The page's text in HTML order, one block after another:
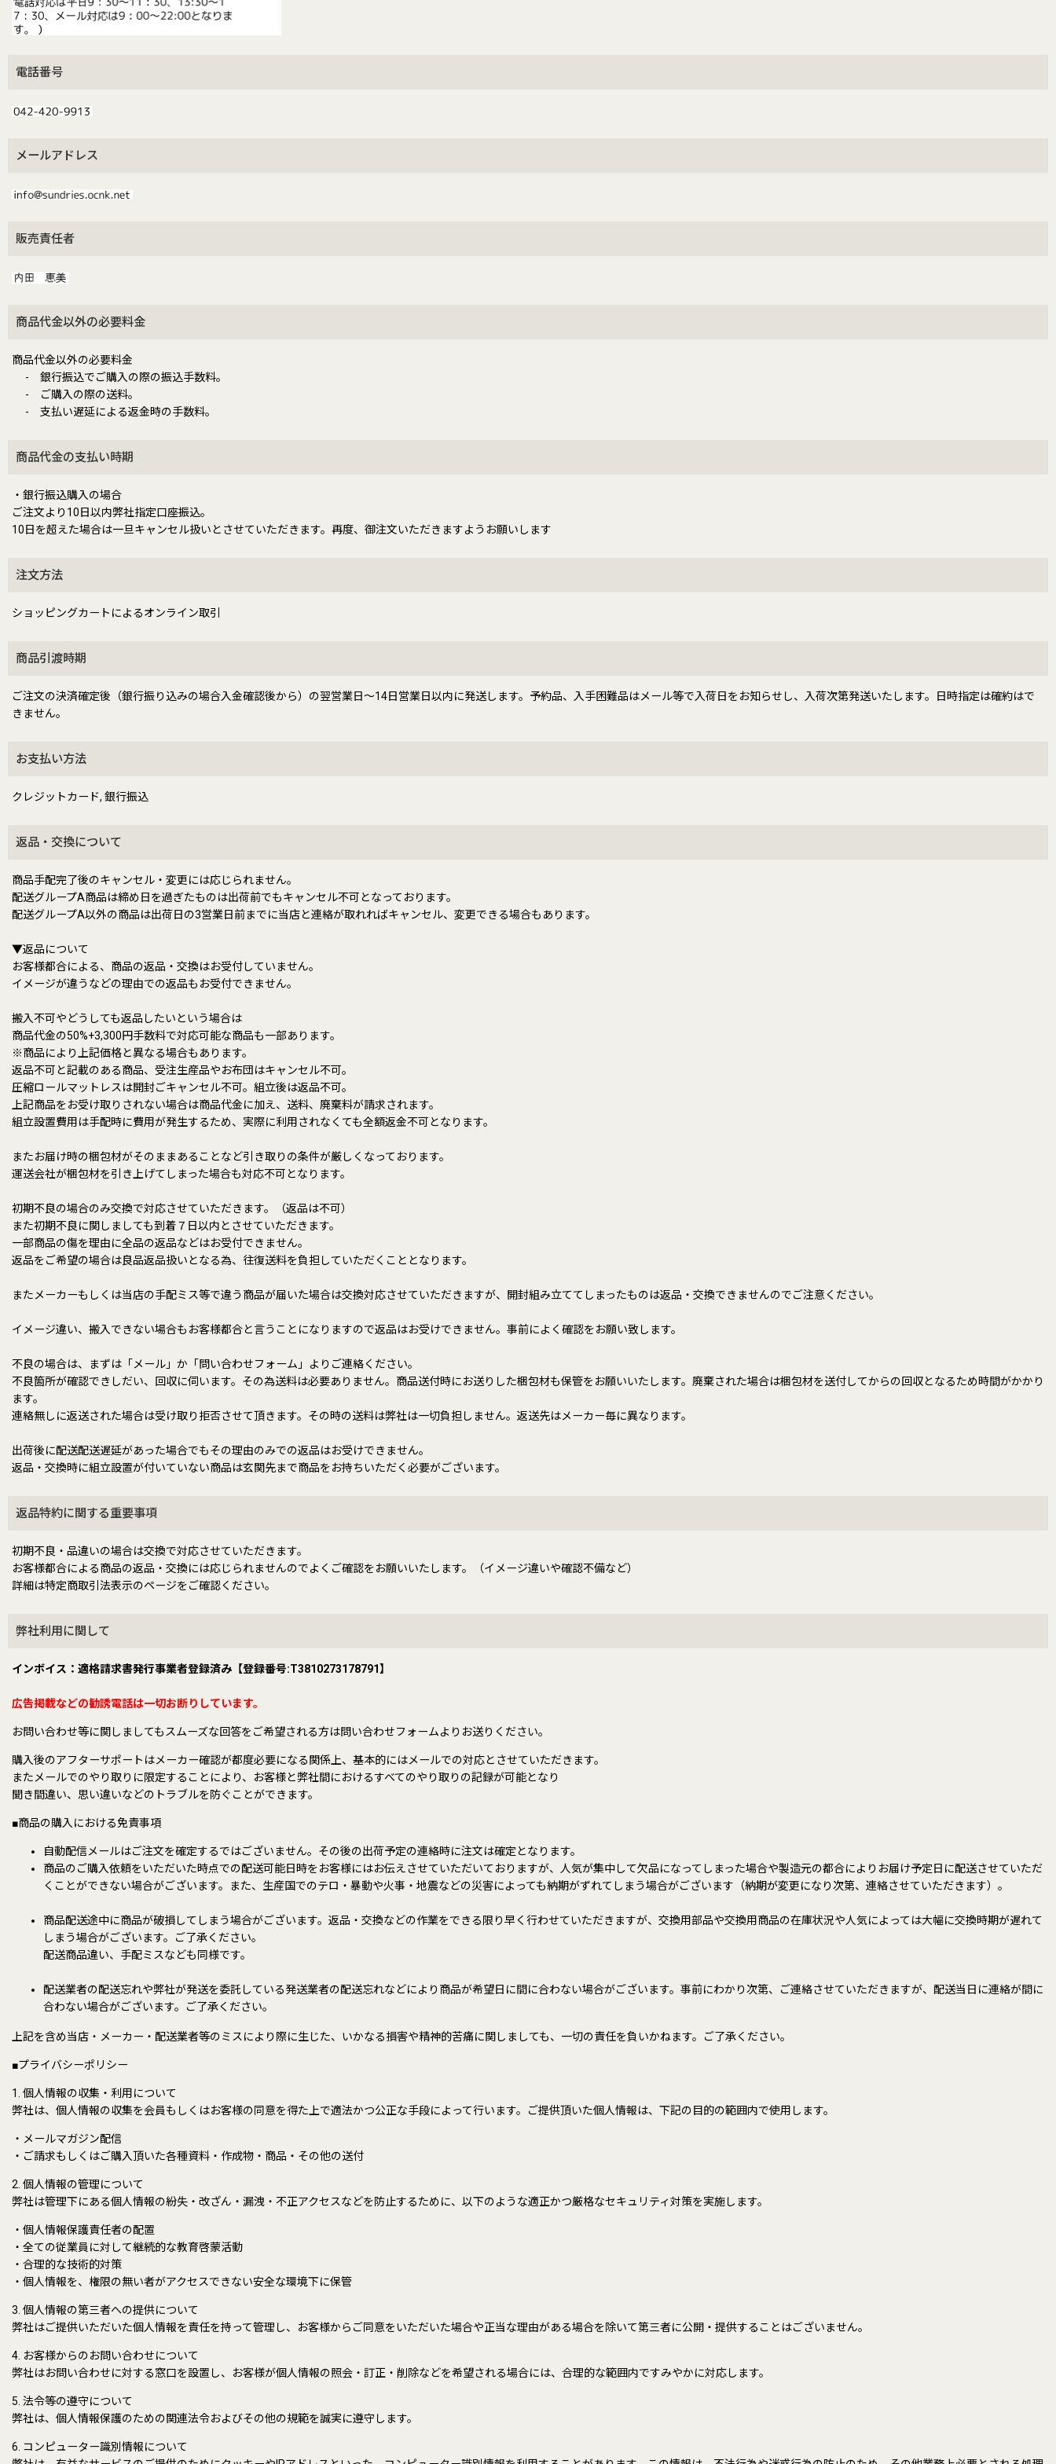
電話番号
メールアドレス
販売責任者
商品代金以外の必要料金
商品代金以外の必要料金
- 銀行振込でご購入の際の振込手数料。
- ご購入の際の送料。
- 支払い遅延による返金時の手数料。
商品代金の支払い時期
・銀行振込購入の場合
ご注文より10日以内弊社指定口座振込。
10日を超えた場合は一旦キャンセル扱いとさせていただきます。再度、御注文いただきますようお願いします
注文方法
ショッピングカートによるオンライン取引
商品引渡時期
ご注文の決済確定後（銀行振り込みの場合入金確認後から）の翌営業日〜14日営業日以内に発送します。予約品、入手困難品はメール等で入荷日をお知らせし、入荷次第発送いたします。日時指定は確約はで
きません。
お支払い方法
クレジットカード, 銀行振込
返品・交換について
商品手配完了後のキャンセル・変更には応じられません。
配送グループA商品は締め日を過ぎたものは出荷前でもキャンセル不可となっております。
配送グループA以外の商品は出荷日の3営業日前までに当店と連絡が取れればキャンセル、変更できる場合もあります。
▼返品について
お客様都合による、商品の返品・交換はお受付していません。
イメージが違うなどの理由での返品もお受付できません。
搬入不可やどうしても返品したいという場合は
商品代金の50%+3,300円手数料で対応可能な商品も一部あります。
※商品により上記価格と異なる場合もあります。
返品不可と記載のある商品、受注生産品やお布団はキャンセル不可。
圧縮ロールマットレスは開封ごキャンセル不可。組立後は返品不可。
上記商品をお受け取りされない場合は商品代金に加え、送料、廃棄料が請求されます。
組立設置費用は手配時に費用が発生するため、実際に利用されなくても全額返金不可となります。
またお届け時の梱包材がそのままあることなど引き取りの条件が厳しくなっております。
運送会社が梱包材を引き上げてしまった場合も対応不可となります。
初期不良の場合のみ交換で対応させていただきます。（返品は不可）
また初期不良に関しましても到着７日以内とさせていただきます。
一部商品の傷を理由に全品の返品などはお受付できません。
返品をご希望の場合は良品返品扱いとなる為、往復送料を負担していただくこととなります。
またメーカーもしくは当店の手配ミス等で違う商品が届いた場合は交換対応させていただきますが、開封組み立ててしまったものは返品・交換できませんのでご注意ください。
イメージ違い、搬入できない場合もお客様都合と言うことになりますので返品はお受けできません。事前によく確認をお願い致します。
不良の場合は、まずは「メール」か「問い合わせフォーム」よりご連絡ください。
不良箇所が確認できしだい、回収に伺います。その為送料は必要ありません。商品送付時にお送りした梱包材も保管をお願いいたします。廃棄された場合は梱包材を送付してからの回収となるため時間がかかり
ます。
連絡無しに返送された場合は受け取り拒否させて頂きます。その時の送料は弊社は一切負担しません。返送先はメーカー毎に異なります。
出荷後に配送配送遅延があった場合でもその理由のみでの返品はお受けできません。
返品・交換時に組立設置が付いていない商品は玄関先まで商品をお持ちいただく必要がございます。
返品特約に関する重要事項
初期不良・品違いの場合は交換で対応させていただきます。
お客様都合による商品の返品・交換には応じられませんのでよくご確認をお願いいたします。（イメージ違いや確認不備など）
詳細は特定商取引法表示のページをご確認ください。
弊社利用に関して
インボイス：適格請求書発行事業者登録済み【登録番号:T3810273178791】
広告掲載などの勧誘電話は一切お断りしています。
お問い合わせ等に関しましてもスムーズな回答をご希望される方は問い合わせフォームよりお送りください。
購入後のアフターサポートはメーカー確認が都度必要になる関係上、基本的にはメールでの対応とさせていただきます。
またメールでのやり取りに限定することにより、お客様と弊社間におけるすべてのやり取りの記録が可能となり
聞き間違い、思い違いなどのトラブルを防ぐことができます。
■商品の購入における免責事項
自動配信メールはご注文を確定するではございません。その後の出荷予定の連絡時に注文は確定となります。
商品のご購入依頼をいただいた時点での配送可能日時をお客様にはお伝えさせていただいておりますが、人気が集中して欠品になってしまった場合や製造元の都合によりお届け予定日に配送させていただ
くことができない場合がございます。また、生産国でのテロ・暴動や火事・地震などの災害によっても納期がずれてしまう場合がございます（納期が変更になり次第、連絡させていただきます）。
商品配送途中に商品が破損してしまう場合がございます。返品・交換などの作業をできる限り早く行わせていただきますが、交換用部品や交換用商品の在庫状況や人気によっては大幅に交換時期が遅れて
しまう場合がございます。ご了承ください。
配送商品違い、手配ミスなども同様です。
配送業者の配送忘れや弊社が発送を委託している発送業者の配送忘れなどにより商品が希望日に間に合わない場合がございます。事前にわかり次第、ご連絡させていただきますが、配送当日に連絡が間に
合わない場合がございます。ご了承ください。
上記を含め当店・メーカー・配送業者等のミスにより際に生じた、いかなる損害や精神的苦痛に関しましても、一切の責任を負いかねます。ご了承ください。
■プライバシーポリシー
1. 個人情報の収集・利用について
弊社は、個人情報の収集を会員もしくはお客様の同意を得た上で適法かつ公正な手段によって行います。ご提供頂いた個人情報は、下記の目的の範囲内で使用します。
・メールマガジン配信
・ご請求もしくはご購入頂いた各種資料・作成物・商品・その他の送付
2. 個人情報の管理について
弊社は管理下にある個人情報の紛失・改ざん・漏洩・不正アクセスなどを防止するために、以下のような適正かつ厳格なセキュリティ対策を実施します。
・個人情報保護責任者の配置
・全ての従業員に対して継続的な教育啓蒙活動
・合理的な技術的対策
・個人情報を、権限の無い者がアクセスできない安全な環境下に保管
3. 個人情報の第三者への提供について
弊社はご提供いただいた個人情報を責任を持って管理し、お客様からご同意をいただいた場合や正当な理由がある場合を除いて第三者に公開・提供することはございません。
4. お客様からのお問い合わせについて
弊社はお問い合わせに対する窓口を設置し、お客様が個人情報の照会・訂正・削除などを希望される場合には、合理的な範囲内ですみやかに対応します。
5. 法令等の遵守について
弊社は、個人情報保護のための関連法令およびその他の規範を誠実に遵守します。
6. コンピューター識別情報について